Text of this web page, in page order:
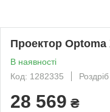
Проектор Optoma
В наявності
Код: 1282335
Роздріб
28 569 ₴